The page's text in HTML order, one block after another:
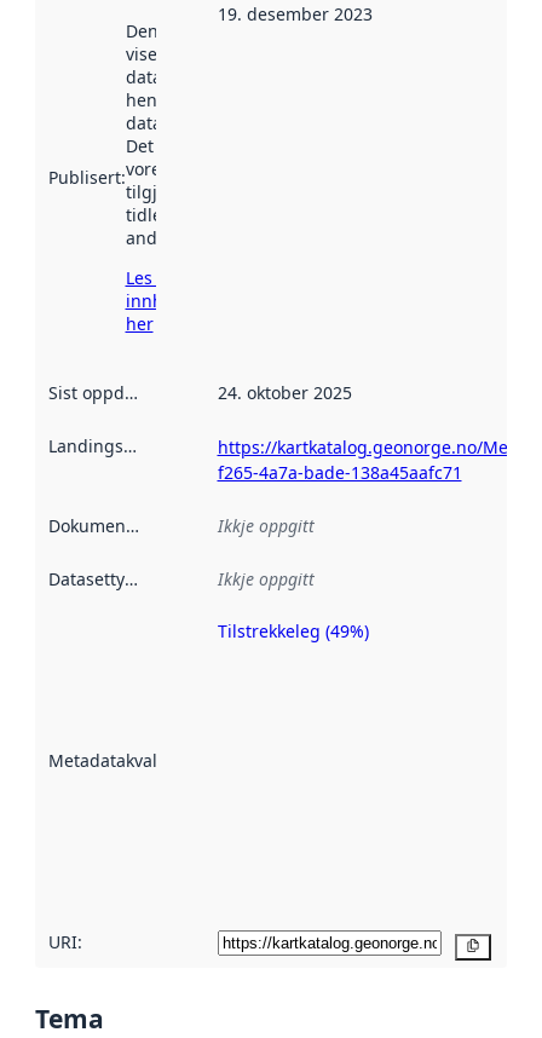
Publisert:
Denne datoen
viser når
datasettet vart
henta inn av
data.norge.no.
Det kan ha
vore
tilgjengeleg
tidlegare
andre stader.
Les meir om
innhenting
her
19. desember 2023
Sist oppdatert 24. oktober 2025
Landingsside
https://kartkatalog.geonorge.no/
f265-4a7a-bade-138a45aafc71
Dokumentasjon Ikkje oppgitt
Datasettype Ikkje oppgitt
Metadatakvalitet
Metadatakvalitet
Tilstrekkeleg (49%)
URI:
Tema